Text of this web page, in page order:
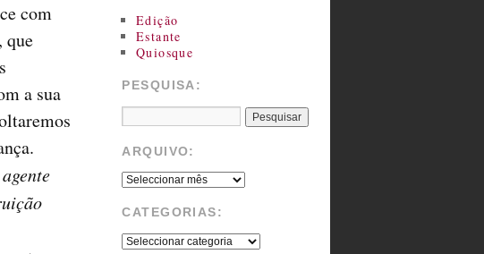
com
que
a sua
Edição
Estante
Quiosque
PESQUISA:
ARQUIVO:
CATEGORIAS: